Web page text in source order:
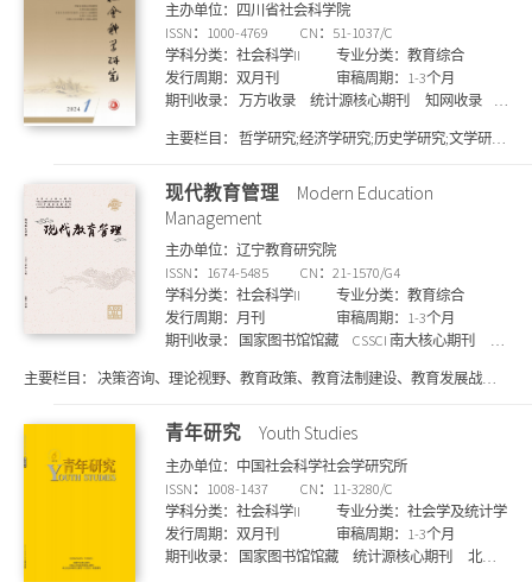
主办单位：四川省社会科学院
ISSN：1000-4769
CN：51-1037/C
学科分类：社会科学II
专业分类：教育综合
发行周期：双月刊
审稿周期：1-3个月
期刊收录： 万方收录 统计源核心期刊
知网收录
大核心期刊
国家图书馆馆藏 SCD期刊目录
主要栏目： 哲学研究;经济学研究;历史学研究;文学研
现代教育管理
Modern Education
Management
主办单位：辽宁教育研究院
ISSN：1674-5485
CN：21-1570/G4
学科分类：社会科学II
专业分类：教育综合
发行周期：月刊
审稿周期：1-3个月
期刊收录：
国家图书馆馆藏 CSSCI 南大核心期刊
维
录
万方收录 SCD期刊目录
主要栏目： 决策咨询、理论视野、教育政策、教育法制建设、教育发展战略
比较教育、教育管理学学科建设、学生管理等
青年研究 Youth Studies
主办单位：中国社会科学社会学研究所
ISSN：1008-1437
CN：11-3280/C
学科分类：社会科学II
专业分类：社会学及统计学
发行周期：双月刊
审稿周期：1-3个月
期刊收录： 国家图书馆馆藏 统计源核心期刊
北大